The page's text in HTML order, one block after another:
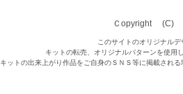
Ｃopyright (C)
このサイトのオリジナル
キットの転売、オリジナルパターンを使用
キットの出来上がり作品をご自身のＳＮＳ等に掲載され